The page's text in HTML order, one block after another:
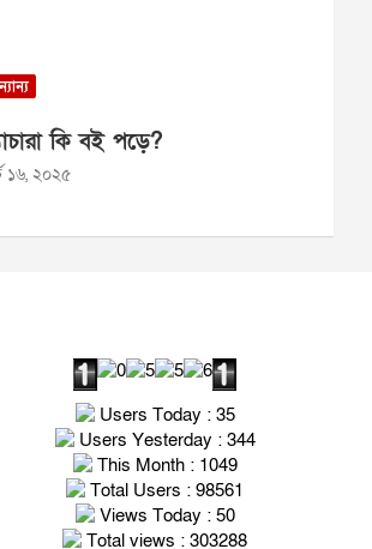
কি বই পড়ে?
১৬, ২০২৫
Users Today : 35
Users Yesterday : 344
This Month : 1049
Total Users : 98561
Views Today : 50
Total views : 303288